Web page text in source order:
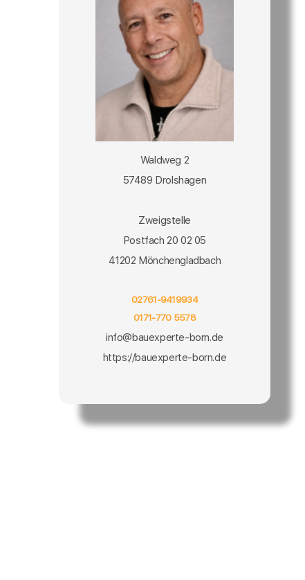
Waldweg 2
57489 Drolshagen
Zweigstelle
Postfach 20 02 05
41202 Mönchengladbach
02761-9419934
0171-770 5578
info@bauexperte-born.de
https://bauexperte-born.de